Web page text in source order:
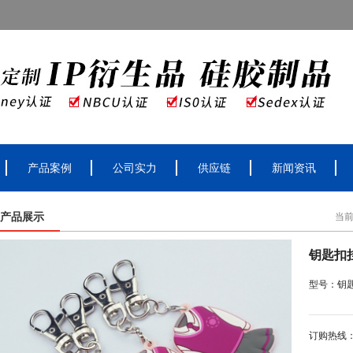
产品案例 公司实力 供应链 新闻资讯
产品展示 当
钥匙扣
型号：钥
订购热线